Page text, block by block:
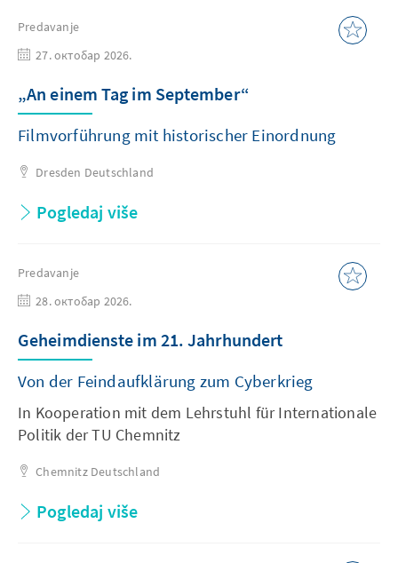
Predavanje
27. октобар 2026.
„An einem Tag im September“
Filmvorführung mit historischer Einordnung
Dresden Deutschland
Pogledaj više
Predavanje
28. октобар 2026.
Geheimdienste im 21. Jahrhundert
Von der Feindaufklärung zum Cyberkrieg
In Kooperation mit dem Lehrstuhl für Internationale
Politik der TU Chemnitz
Chemnitz Deutschland
Pogledaj više